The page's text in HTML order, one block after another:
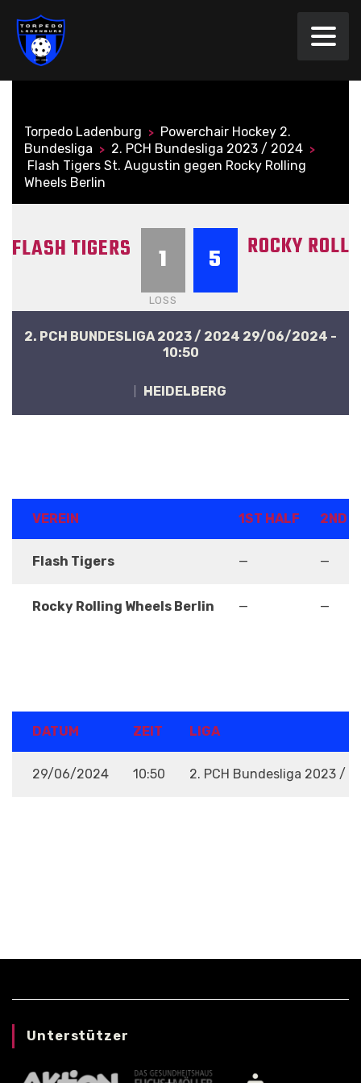
Torpedo Ladenburg > Powerchair Hockey 2.
Bundesliga
> 2. PCH Bundesliga 2023 / 2024 >
Flash Tigers St. Augustin gegen Rocky Rolling
Wheels Berlin
FLASH TIGERS 1
LOSS
5 ROCKY
2. PCH BUNDESLIGA 2023 / 2024 29/06/2024 -
10:50
HEIDELBERG
VEREIN 1ST HALF 2ND
Flash Tigers — —
Rocky Rolling Wheels Berlin — —
DATUM ZEIT LIGA
29/06/2024 10:50 2. PCH Bundesliga 2023 /
Unterstützer